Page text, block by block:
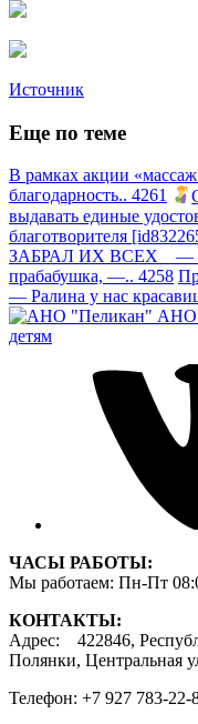
Источник
Еще по теме
В рамках акции
благодарность.. 4261
выдавать единые
благотворителя
ЗАБРАЛ ИХ ВСЕХ —
прабабушка, —.. 4258
— Ралина у нас
АНО
детям
ЧАСЫ РАБОТЫ:
Мы работаем: Пн-Пт
КОНТАКТЫ:
Адрес: 422846,
Полянки, Центральная
Телефон: +7 927 783-22-